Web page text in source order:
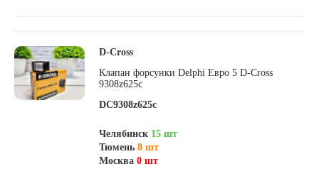
D-Cross
Клапан форсунки Delphi Евро 5 D-Cross
9308z625c
DC9308z625c
Челябинск 15 шт
Тюмень 8 шт
Москва 0 шт